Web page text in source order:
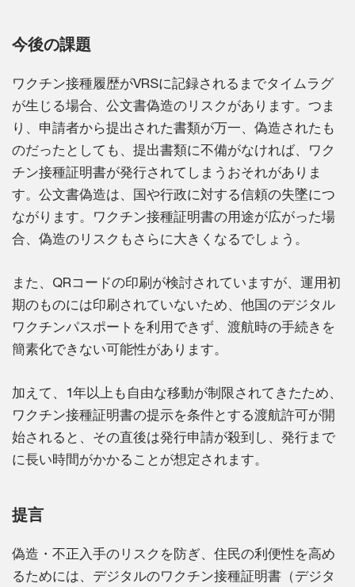
今後の課題
ワクチン接種履歴がVRSに記録されるまでタイムラグ
が生じる場合、公文書偽造のリスクがあります。つま
り、申請者から提出された書類が万一、偽造されたも
のだったとしても、提出書類に不備がなければ、ワク
チン接種証明書が発行されてしまうおそれがありま
す。公文書偽造は、国や行政に対する信頼の失墜につ
ながります。ワクチン接種証明書の用途が広がった場
合、偽造のリスクもさらに大きくなるでしょう。
また、QRコードの印刷が検討されていますが、運用初
期のものには印刷されていないため、他国のデジタル
ワクチンパスポートを利用できず、渡航時の手続きを
簡素化できない可能性があります。
加えて、1年以上も自由な移動が制限されてきたため、
ワクチン接種証明書の提示を条件とする渡航許可が開
始されると、その直後は発行申請が殺到し、発行まで
に長い時間がかかることが想定されます。
提言
偽造・不正入手のリスクを防ぎ、住民の利便性を高め
るためには、デジタルのワクチン接種証明書（デジタ